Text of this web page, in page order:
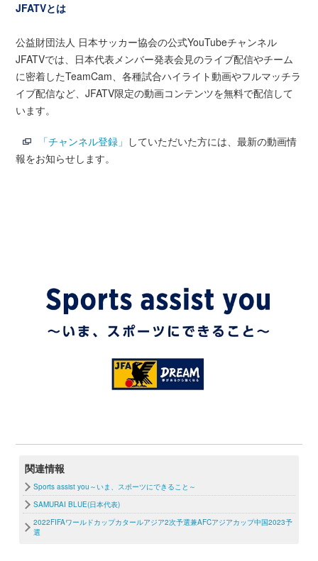
JFATVとは
公益財団法人 日本サッカー協会の公式YouTubeチャンネル
JFATVでは、日本代表メンバー発表会見のライブ配信やチーム
に密着したTeamCam、各種試合ハイライト動画やフルマッチラ
イブ配信など、JFATV限定の動画コンテンツを無料で配信して
います。
「チャンネル登録」 していただいた方には、最新の動画情
報をお知らせします。
関連情報
Sports assist you～いま、スポーツにできること～
SAMURAI BLUE(日本代表)
2022FIFAワールドカップカタールアジア2次予選兼AFCアジアカップ中国2023予
選